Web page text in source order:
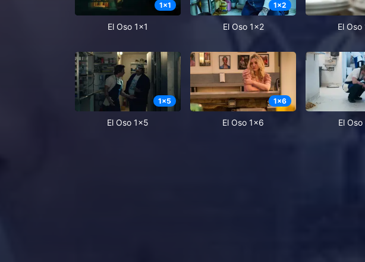
1x1
El Oso 1x1
1x2
El Oso 1x2 El Oso
1x5
El Oso 1x5
1x6
El Oso 1x6 El